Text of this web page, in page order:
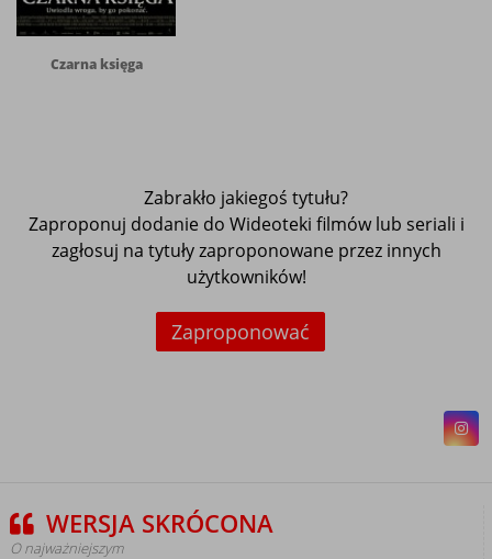
Czarna księga
Zabrakło jakiegoś tytułu?
Zaproponuj dodanie do Wideoteki filmów lub seriali i
zagłosuj na tytuły zaproponowane przez innych
użytkowników!
Zaproponować
WERSJA SKRÓCONA
O najważniejszym